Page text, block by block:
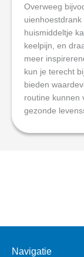
Overweeg
huismiddeltje
keelpijn, en
meer
kun je terecht
bieden
routine kunnen
gezonde
Navigatie